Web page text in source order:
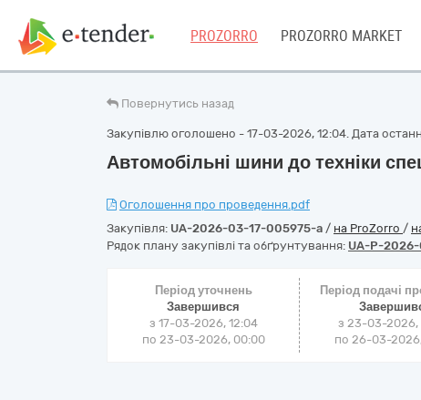
PROZORRO PROZORRO MARKET
Повернутись назад
Закупівлю оголошено - 17-03-2026, 12:04. Дата
Автомобільні шини до техніки
Оголошення про проведення.pdf
Закупівля: UA-2026-03-17-005975-a / на ProZorro /
Рядок плану закупівлі та обґрунтування: UA-P-
Період уточнень
Завершився
з 17-03-2026, 12:04
по 23-03-2026, 00:00
Період подачі
з 23-03-2026,
по 26-03-